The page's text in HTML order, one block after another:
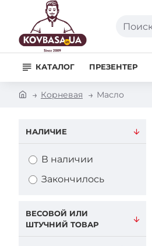
Поиск...
КАТАЛОГ ПРЕЗЕНТЕР
e
Корневая Масло
НАЛИЧИЕ
В наличии
Закончилось
ВЕСОВОЙ ИЛИ
ШТУЧНИЙ ТОВАР